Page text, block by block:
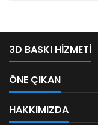
3D BASKI HIZMETI
ÖNE ÇIKAN
HAKKIMIZDA